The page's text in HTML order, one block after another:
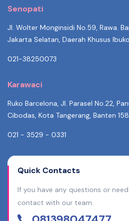
Senopati
Jl. Wolter Monginsidi No.59, Rawa.
Jakarta Selatan, Daerah Khusus
021-38250073
Karawaci
Ruko Barcelona, Jl. Parasel No.22,
Cibodas, Kota Tangerang, Banten
021 - 3529 - 0331
Quick Contacts
If you have any questions or
contact with our team.